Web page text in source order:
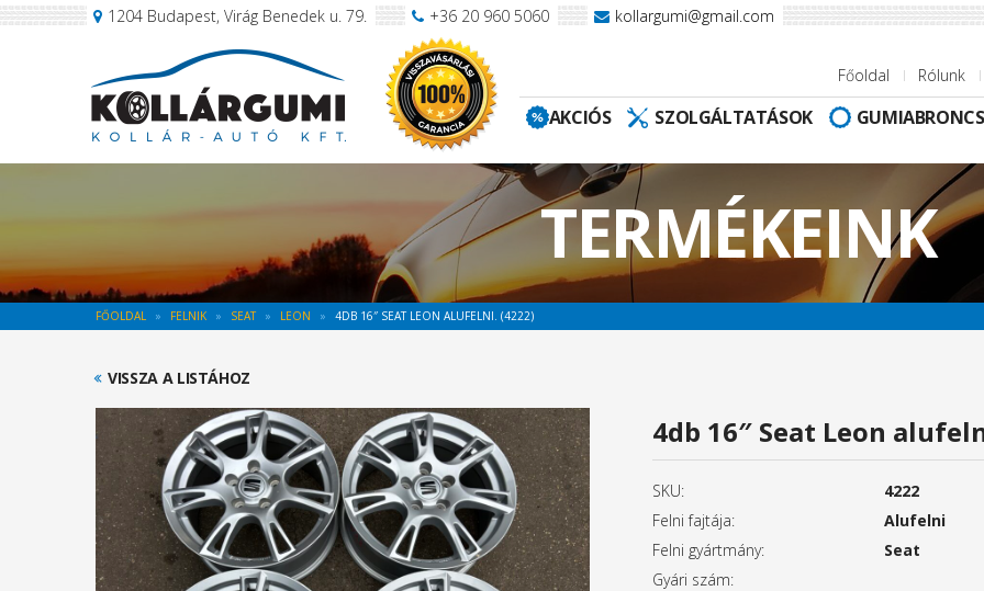
1204 Budapest, Virág Benedek u. 79. +36 20 960 5060 kollargumi@gmail.com
Főoldal Rólunk
AKCIÓS SZOLGÁLTATÁSOK
TERMÉKEINK
FŐOLDAL FELNIK SEAT LEON 4DB 16″ SEAT LEON ALUFELNI. (4222)
VISSZA A LISTÁHOZ
4db 16″ Seat Leon
SKU:
4222
Felni fajtája:
Alufelni
Felni gyártmány:
Seat
Gyári szám: